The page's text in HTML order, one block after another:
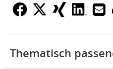
Thematisch